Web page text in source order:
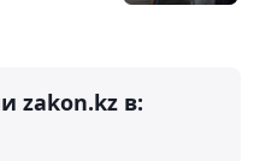
zakon.kz в: